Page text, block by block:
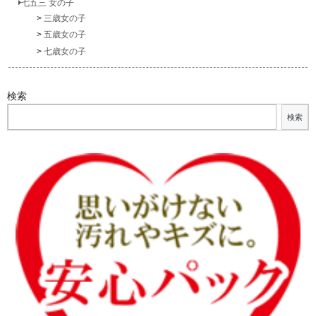
七五三 女の子
三歳女の子
五歳女の子
七歳女の子
検索
検索